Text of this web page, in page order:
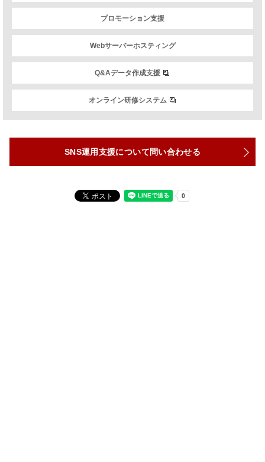
プロモーション支援
Webサーバーホスティング
Q&Aデータ作成支援
オンライン研修システム
SNS運用支援について問い合わせる